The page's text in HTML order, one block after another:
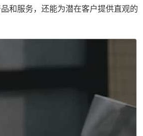
和服务，还能为潜在客户提供直观的